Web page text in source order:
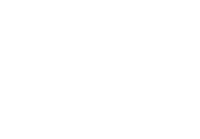
Activistas malagueños que
algunos en las de las últimas
Gaza» y que desde la
María Plata, Rafa Borrego y
este sábado en la capital de
colaboración de la Global
congregado a unas 200